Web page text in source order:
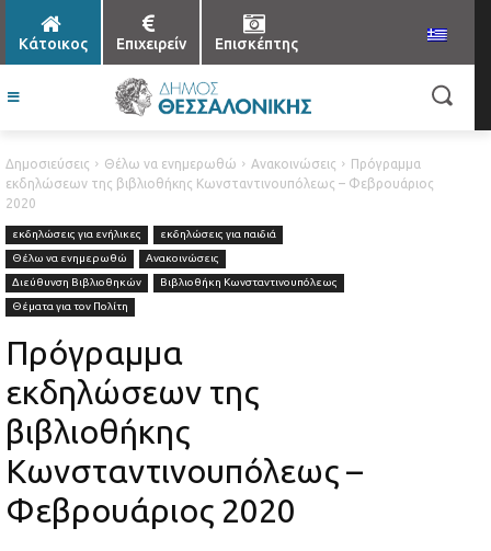
Κάτοικος Επιχειρείν Επισκέπτης
Δημοσιεύσεις Θέλω να ενημερωθώ Ανακοινώσεις
Πρόγραμμα
εκδηλώσεων της βιβλιοθήκης Κωνσταντινουπόλεως – Φεβρουάριος
2020
εκδηλώσεις για ενήλικες
εκδηλώσεις για παιδιά
Θέλω να ενημερωθώ
Ανακοινώσεις
Διεύθυνση Βιβλιοθηκών
Βιβλιοθήκη Κωνσταντινουπόλεως
Θέματα για τον Πολίτη
Πρόγραμμα
εκδηλώσεων της
βιβλιοθήκης
Κωνσταντινουπόλεως –
Φεβρουάριος 2020